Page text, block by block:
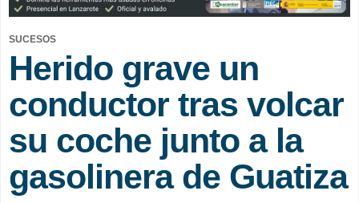
SUCESOS
Herido grave un
conductor tras volcar
su coche junto a la
gasolinera de Guatiza